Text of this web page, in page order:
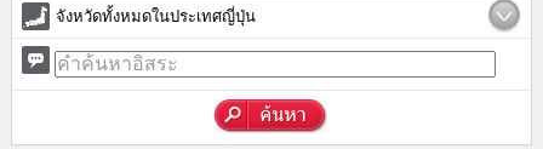
จังหวัดทั้งหมดในประเทศญี่ปุ่น